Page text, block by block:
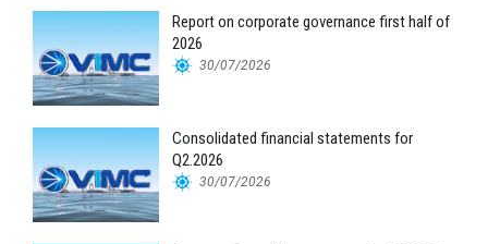
Report on corporate governance first half of
2026
30/07/2026
Consolidated financial statements for
Q2.2026
30/07/2026